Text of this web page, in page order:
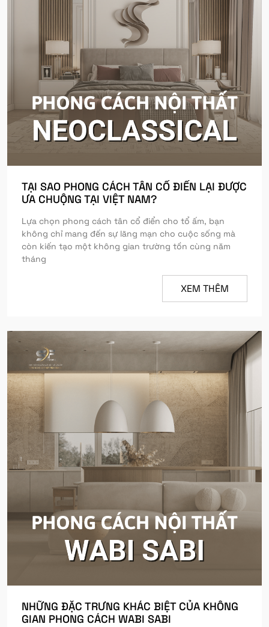
TẠI SAO PHONG CÁCH TÂN CỔ ĐIỂN LẠI ĐƯỢC
ƯA CHUỘNG TẠI VIỆT NAM?
Lựa chọn phong cách tân cổ điển cho tổ ấm, bạn
không chỉ mang đến sự lãng mạn cho cuộc sống mà
còn kiến tạo một không gian trường tồn cùng năm
tháng
XEM THÊM
NHỮNG ĐẶC TRƯNG KHÁC BIỆT CỦA KHÔNG
GIAN PHONG CÁCH WABI SABI